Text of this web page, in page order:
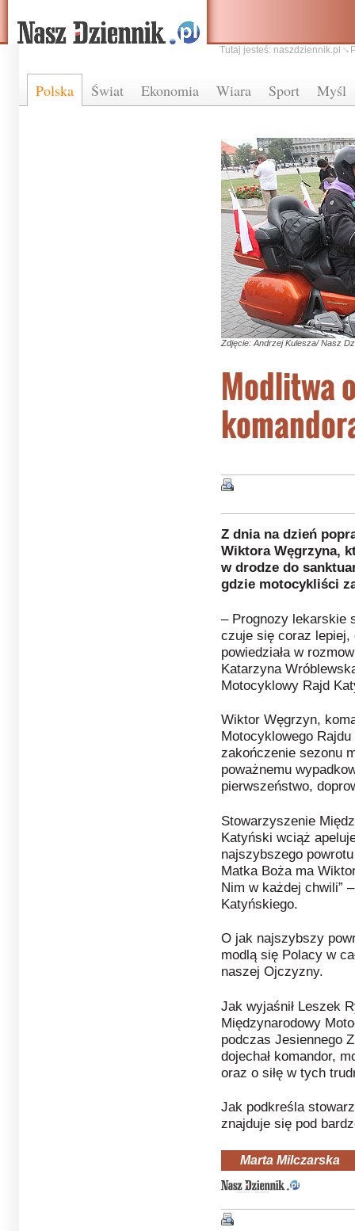
Polska Świat Ekonomia Wiara Sport Myśl
Tutaj jesteś: naszdziennik.pl
Zdjęcie: Andrzej Kulesza/ Nasz
Modlitwa
Z dnia na dzień
Wiktora Węgrzyna,
w drodze do
gdzie motocykliści
– Prognozy lekarskie
czuje się coraz lepiej,
powiedziała w
Katarzyna
Motocyklowy Rajd
Wiktor Węgrzyn,
Motocyklowego
zakończenie sezonu
poważnemu
pierwszeństwo,
Stowarzyszenie
Katyński wciąż
najszybszego
Matka Boża ma
Nim w każdej chwili”
Katyńskiego.
O jak najszybszy
modlą się Polacy w
naszej Ojczyzny.
Jak wyjaśnił Leszek
Międzynarodowy
podczas Jesiennego
dojechał komandor,
oraz o siłę w tych
Jak podkreśla
znajduje się pod
Marta Milczarska